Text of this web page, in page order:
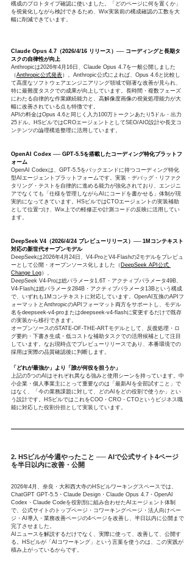
構成のプロトタイプ確認に使いました。「どのページに何を置くか」
を視覚化しながら検討できるため、Wix実装前の構成確認の工数を大
幅に削減できています。
Claude Opus 4.7（2026/4/16 リリース）── コーディングと長期タ
スクの自律性が向上
Anthropicは2026年4月16日、Claude Opus 4.7を一般公開しました
（Anthropic公式発表）。Anthropic公式によれば、Opus 4.6と比較し
て高度なソフトウェアエンジニアリング領域で顕著な改善が見られ、
特に最難度タスクでの成果が向上しています。長時間・複数フェーズ
にわたる自律的な作業継続能力と、高解像度画像の視覚処理能力が大
幅に改善されている点も特徴です。
APIの料金はOpus 4.6と同じく入力100万トークンあたり5ドル・出力
25ドル。HSビルではCROエージェントとしてSEO/AIO設計や長文コ
ンテンツの論理構造整理に活用しています。
OpenAI Codex ── GPT-5.5を搭載したコーディング特化プラットフ
ォーム
OpenAI Codexは、GPT-5.5をバックエンドに持つコーディング特化
型AIエージェントプラットフォームです。実装・デバッグ・リファク
タリング・テストを自律的に進める能力が強化されており、エンジニ
アでなくても「仕様を管理しながらAIにコードを書かせる」体制が現
実的になってきています。HSビルではCTOエージェントの実装補助
として位置づけ、Wix上での軽修正や計測コードの反映に活用してい
ます。
DeepSeek V4（2026/4/24 プレビューリリース）── 1Mコンテキスト
対応の新世代オープンモデル
DeepSeekは2026年4月24日、V4-ProとV4-Flashの2モデルをプレビュ
ーとして公開・オープンソース化しました（ DeepSeek API公式
Change Log）。
DeepSeek V4-Proは総パラメータ1.6T・アクティブパラメータ49B、
V4-Flashは総パラメータ284B・アクティブパラメータ13Bという構成
で、いずれも1Mコンテキストに対応しています。OpenAI互換のAPIフ
ォーマットとAnthropicのAPIフォーマット両方をサポートし、モデル
名をdeepseek-v4-proまたはdeepseek-v4-flashに変更するだけで既存
の実装から移行できます。
オープンソースのSTATE-OF-THE-ARTモデルとして、反復処理・ロ
グ要約・下書き生成・低コストな補助タスクでの活用候補として注目
しています。なお現時点でプレビューリリースであり、本番環境での
採用は実際の品質確認後に判断します。
「どれが最強か」より「誰が何役を担うか」
上記の5つのAIはそれぞれ異なる強みと使用シーンを持っています。中
小企業・個人事業主にとって重要なのは「最新AIを全部試すこと」で
はなく、「今の業務課題に対して、どのAIをどの役割で使うか」とい
う設計です。HSビルではこれをCOO・CRO・CTOというビジネス職
能に対応した役割分担として実装しています。
2. HSビルが今週やったこと ── AIで公式サイト4ページ
を半日以内に改善・公開
2026年4月、奈良・大和西大寺のHSビルワーキングスペースでは、
ChatGPT GPT-5.5・Claude Design・Claude Opus 4.7・OpenAI
Codex・Claude Codeを役割別に組み合わせたAIエージェント体制
で、公式サイトのトップページ・コワーキングページ・法人向けペー
ジ・AI導入・業務改善ページの4ページを改善し、半日以内に公開まで
完了させました。
AIニュースを解説するだけでなく、実際に使って、改善して、公開す
る。HSビルが「AIコワーキング」という言葉を使うのは、この実践が
積み上がっているからです。